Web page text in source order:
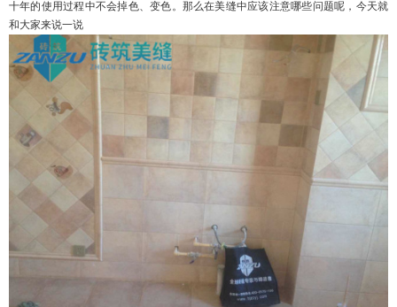
十年的使用过程中不会掉色、变色。那么在美缝中应该注意哪些问题呢，今天就
和大家来说一说